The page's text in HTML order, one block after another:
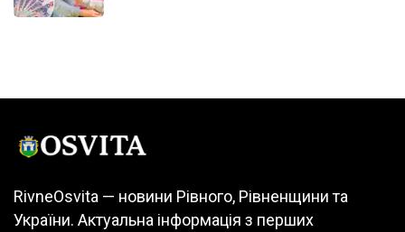
RivneOsvita — новини Рівного, Рівненщини та
України. Актуальна інформація з перших